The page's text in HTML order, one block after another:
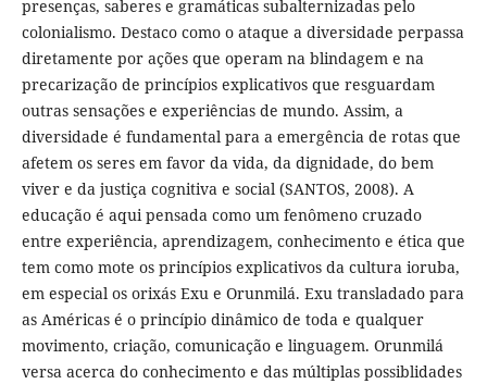
presenças, saberes e gramáticas subalternizadas pelo
colonialismo. Destaco como o ataque a diversidade perpassa
diretamente por ações que operam na blindagem e na
precarização de princípios explicativos que resguardam
outras sensações e experiências de mundo. Assim, a
diversidade é fundamental para a emergência de rotas que
afetem os seres em favor da vida, da dignidade, do bem
viver e da justiça cognitiva e social (SANTOS, 2008). A
educação é aqui pensada como um fenômeno cruzado
entre experiência, aprendizagem, conhecimento e ética que
tem como mote os princípios explicativos da cultura ioruba,
em especial os orixás Exu e Orunmilá. Exu transladado para
as Américas é o princípio dinâmico de toda e qualquer
movimento, criação, comunicação e linguagem. Orunmilá
versa acerca do conhecimento e das múltiplas possiblidades